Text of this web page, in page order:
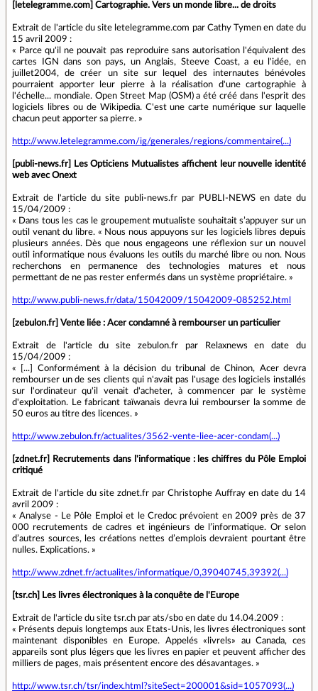
[letelegramme.com] Cartographie. Vers un monde libre... de droits
Extrait de l'article du site letelegramme.com par Cathy Tymen en date du
15 avril 2009 :
« Parce qu'il ne pouvait pas reproduire sans autorisation l'équivalent des
cartes IGN dans son pays, un Anglais, Steeve Coast, a eu l'idée, en
juillet2004, de créer un site sur lequel des internautes bénévoles
pourraient apporter leur pierre à la réalisation d'une cartographie à
l'échelle... mondiale. Open Street Map (OSM) a été créé dans l'esprit des
logiciels libres ou de Wikipedia. C'est une carte numérique sur laquelle
chacun peut apporter sa pierre. »
http://www.letelegramme.com/ig/generales/regions/commentaire(...)
[publi-news.fr] Les Opticiens Mutualistes affichent leur nouvelle identité
web avec Onext
Extrait de l'article du site publi-news.fr par PUBLI-NEWS en date du
15/04/2009 :
« Dans tous les cas le groupement mutualiste souhaitait s’appuyer sur un
outil venant du libre. « Nous nous appuyons sur les logiciels libres depuis
plusieurs années. Dès que nous engageons une réflexion sur un nouvel
outil informatique nous évaluons les outils du marché libre ou non. Nous
recherchons en permanence des technologies matures et nous
permettant de ne pas rester enfermés dans un système propriétaire. »
http://www.publi-news.fr/data/15042009/15042009-085252.html
[zebulon.fr] Vente liée : Acer condamné à rembourser un particulier
Extrait de l'article du site zebulon.fr par Relaxnews en date du
15/04/2009 :
« [...] Conformément à la décision du tribunal de Chinon, Acer devra
rembourser un de ses clients qui n'avait pas l'usage des logiciels installés
sur l'ordinateur qu'il venait d'acheter, à commencer par le système
d'exploitation. Le fabricant taïwanais devra lui rembourser la somme de
50 euros au titre des licences. »
http://www.zebulon.fr/actualites/3562-vente-liee-acer-condam(...)
[zdnet.fr] Recrutements dans l'informatique : les chiffres du Pôle Emploi
critiqué
Extrait de l'article du site zdnet.fr par Christophe Auffray en date du 14
avril 2009 :
« Analyse - Le Pôle Emploi et le Credoc prévoient en 2009 près de 37
000 recrutements de cadres et ingénieurs de l’informatique. Or selon
d’autres sources, les créations nettes d’emplois devraient pourtant être
nulles. Explications. »
http://www.zdnet.fr/actualites/informatique/0,39040745,39392(...)
[tsr.ch] Les livres électroniques à la conquête de l'Europe
Extrait de l'article du site tsr.ch par ats/sbo en date du 14.04.2009 :
« Présents depuis longtemps aux Etats-Unis, les livres électroniques sont
maintenant disponibles en Europe. Appelés «livrels» au Canada, ces
appareils sont plus légers que les livres en papier et peuvent afficher des
milliers de pages, mais présentent encore des désavantages. »
http://www.tsr.ch/tsr/index.html?siteSect=200001&sid=1057093(...)